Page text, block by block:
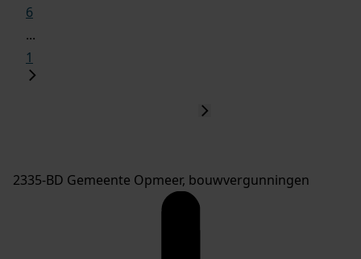
6
...
1
2335-BD Gemeente Opmeer, bouwvergunningen